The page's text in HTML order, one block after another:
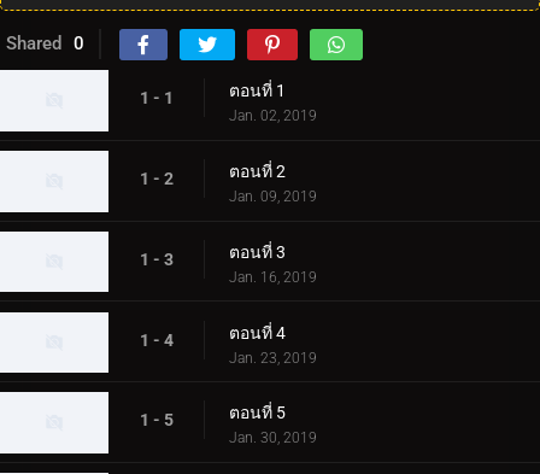
Shared 0
1 - 1 ตอนที่ 1
Jan. 02, 2019
1 - 2 ตอนที่ 2
Jan. 09, 2019
1 - 3 ตอนที่ 3
Jan. 16, 2019
1 - 4 ตอนที่ 4
Jan. 23, 2019
1 - 5 ตอนที่ 5
Jan. 30, 2019